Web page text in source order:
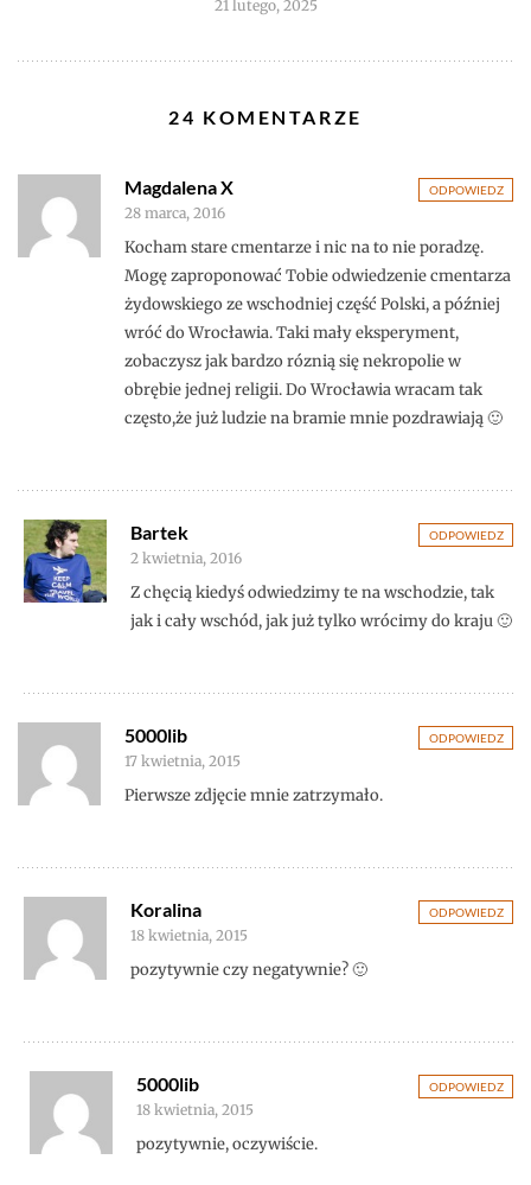
21 lutego, 2025
24 KOMENTARZE
ODPOWIEDZ
Magdalena X
28 marca, 2016
Kocham stare cmentarze i nic na to nie poradzę.
Mogę zaproponować Tobie odwiedzenie cmentarza
żydowskiego ze wschodniej część Polski, a później
wróć do Wrocławia. Taki mały eksperyment,
zobaczysz jak bardzo róznią się nekropolie w
obrębie jednej religii. Do Wrocławia wracam tak
często,że już ludzie na bramie mnie pozdrawiają 🙂
ODPOWIEDZ
Bartek
2 kwietnia, 2016
Z chęcią kiedyś odwiedzimy te na wschodzie, tak
jak i cały wschód, jak już tylko wrócimy do kraju 🙂
ODPOWIEDZ
5000lib
17 kwietnia, 2015
Pierwsze zdjęcie mnie zatrzymało.
ODPOWIEDZ
Koralina
18 kwietnia, 2015
pozytywnie czy negatywnie? 🙂
ODPOWIEDZ
5000lib
18 kwietnia, 2015
pozytywnie, oczywiście.